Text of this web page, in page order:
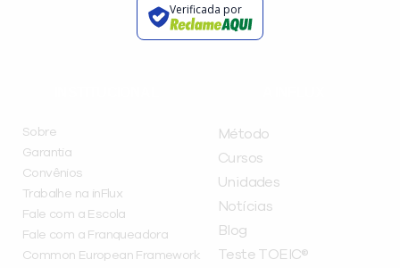
Verificada por
Sobre
Garantia
Convênios
Trabalhe na inFlux
Fale com a Escola
Fale com a Franqueadora
Common European Framework
Método
Cursos
Unidades
Notícias
Blog
Teste TOEIC®